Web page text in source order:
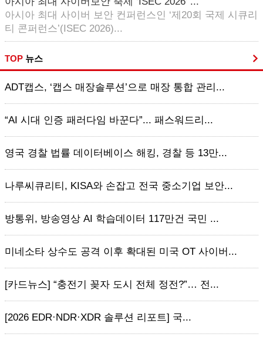
아시아 최대 사이버 보안 컨퍼런스인 ‘제20회 국제 시큐리
티 콘퍼런스’(ISEC 2026)...
TOP 뉴스
ADT캡스, ‘캡스 매장솔루션’으로 매장 통합 관리...
“AI 시대 인증 패러다임 바꾼다”... 패스워드리...
영국 경찰 법률 데이터베이스 해킹, 경찰 등 13만...
나루씨큐리티, KISA와 손잡고 전국 중소기업 보안...
방통위, 방송영상 AI 학습데이터 117만건 국민 ...
미네소타 상수도 공격 이후 확대된 미국 OT 사이버...
[카드뉴스] “충전기 꽂자 도시 전체 정전?”… 전...
[2026 EDR·NDR·XDR 솔루션 리포트] 국...